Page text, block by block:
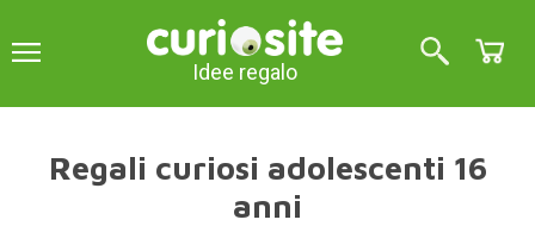
Idee regalo
Regali curiosi adolescenti 16
anni